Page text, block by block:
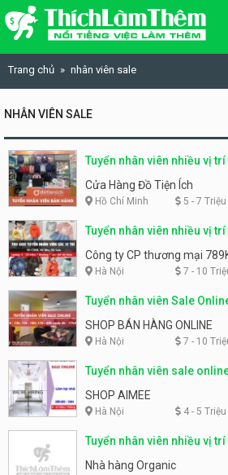
Skip to content
Trang chủ nhân viên sale
NHÂN VIÊN SALE
Tuyển nhân viên nhiều vị
Đồ Tiện Ích
Cửa Hàng Đồ Tiện Ích
Hồ Chí Minh 5 - 7 Triệu
Tuyển nhân viên nhiều vị trí
Công ty CP thương mại
Hà Nội 7 - 10
Tuyển nhân viên Sale
Online
SHOP BÁN HÀNG ONLINE
Hà Nội 7 - 10
Tuyển nhân viên sale
Aimee
SHOP AIMEE
Hà Nội 4 - 5 Triệu
Tuyển nhân viên nhiều vị
Nhà hàng Organic